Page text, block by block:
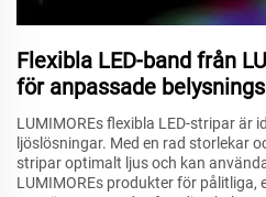
Flexibla LED-band från
för anpassade
LUMIMOREs flexibla LED-stripar är
ljöslösningar. Med en rad storlekar
stripar optimalt ljus och kan
LUMIMOREs produkter för